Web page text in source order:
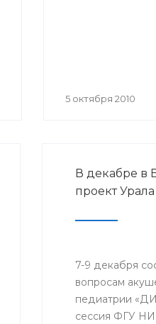
5 октября 2010
В декабре в
проект
7-9 декабря
вопросам
педиатрии
сессия ФГУ